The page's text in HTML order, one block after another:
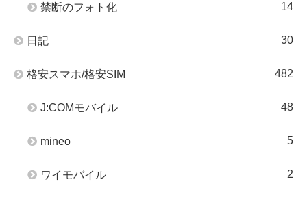
禁断のフォト化 14
日記 30
格安スマホ/格安SIM 482
J:COMモバイル 48
mineo 5
ワイモバイル 2